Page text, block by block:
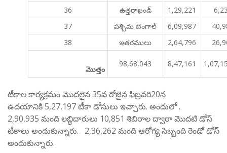
36
ఉత్తరాఖండ్ 1,29,221
37
పశ్చిమ బెంగాల్ 6,09,987
38
ఇతరములు 2,64,796
మొత్తం
98,68,043 8,47,161
టీకాల కార్యక్రమం మొదలైన 35వ రోజైన ఫిబ్రవరి20న
ఉదయానికి 5,27,197 టీకా డోసులు ఇచ్చారు. అందులో .
2,90,935 మంది లబ్ధిదారులు 10,851 శిబిరాల ద్వారా మొదటి డోస్
టీకాలు అందుకున్నారు. 2,36,262 మంది ఆరోగ్య సిబ్బంది రెండో డోస్
అందుకున్నారు.